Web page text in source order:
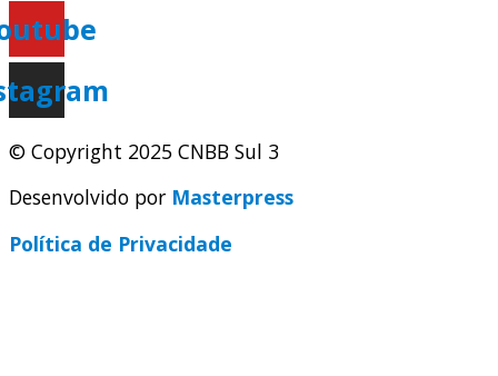
© Copyright 2025 CNBB Sul 3
Desenvolvido por Masterpress
Política de Privacidade